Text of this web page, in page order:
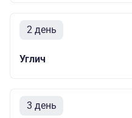
2 день
Углич
3 день